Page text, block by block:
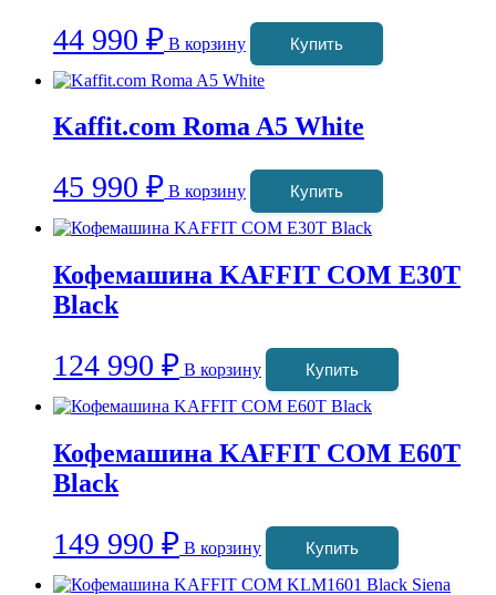
44 990 ₽ В корзину Купить
Kaffit.com Roma A5 White
45 990 ₽ В корзину Купить
Кофемашина KAFFIT COM E30T
Black
124 990 ₽ В корзину Купить
Кофемашина KAFFIT COM E60T
Black
149 990 ₽ В корзину Купить